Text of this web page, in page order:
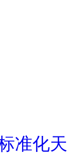
准化天